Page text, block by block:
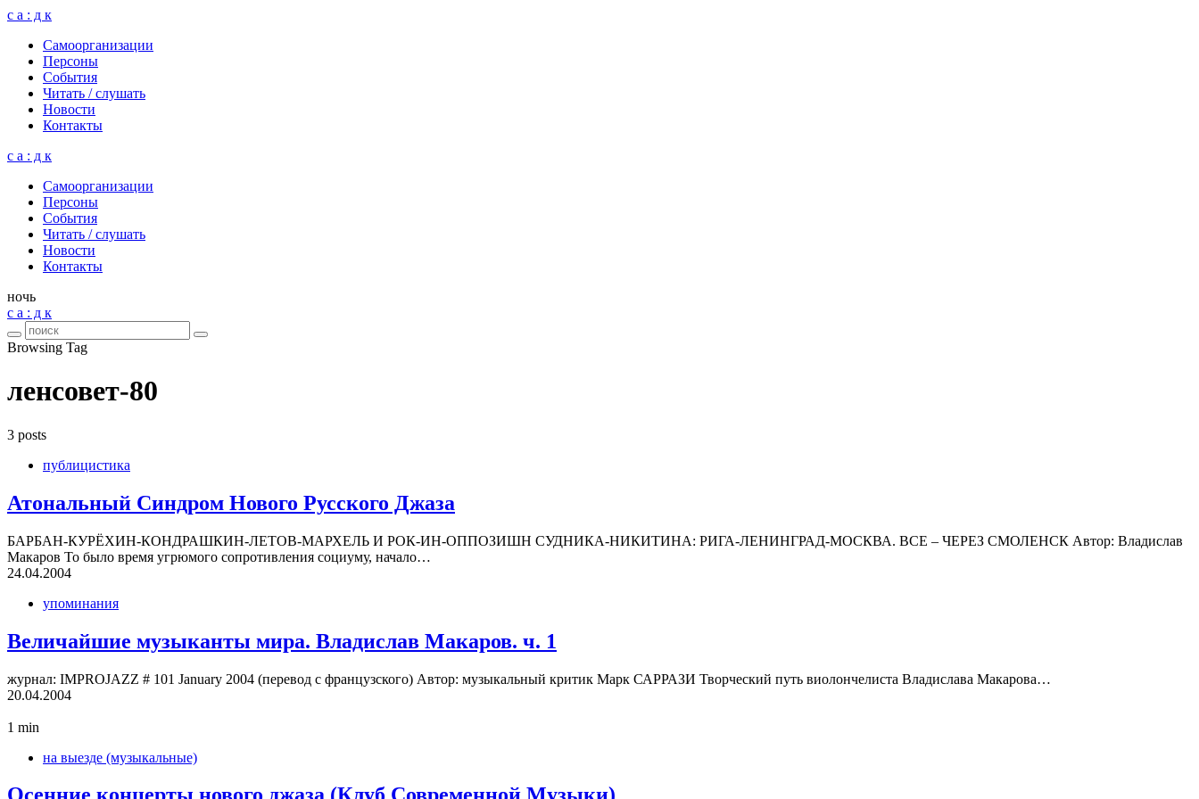
с а : д к
Само­ор­га­ни­за­ции
Пер­соны
Собы­тия
Читать / слу­шать
Ново­сти
Кон­такты
с а : д к
Само­ор­га­ни­за­ции
Пер­соны
Собы­тия
Читать / слу­шать
Ново­сти
Кон­такты
ночь
с а : д к
Browsing Tag
ленсовет-80
3 posts
публицистика
Ато­наль­ный Син­дром Нового Рус­ского Джаза
БАРБАН-КУРЁХИН-КОНДРАШКИН-ЛЕТОВ-МАРХЕЛЬ И РОК-ИН-ОППОЗИШН СУДНИКА-НИКИТИНА: РИГА-ЛЕНИНГРАД-МОСКВА. ВСЕ – ЧЕРЕЗ СМО­ЛЕНСК Автор: Вла­ди­слав
Мака­ров То было время угрю­мого сопро­тив­ле­ния соци­уму, начало…
24.04.2004
упоминания
Вели­чай­шие музы­канты мира. Вла­ди­слав Мака­ров. ч. 1
жур­нал: IMPROJAZZ # 101 January 2004 (пере­вод с фран­цуз­ского) Автор: музы­каль­ный кри­тик Марк САР­РАЗИ Твор­че­ский путь вио­лон­че­ли­ста Вла­ди­слава Мака­рова…
20.04.2004
1 min
на выезде (музыкальные)